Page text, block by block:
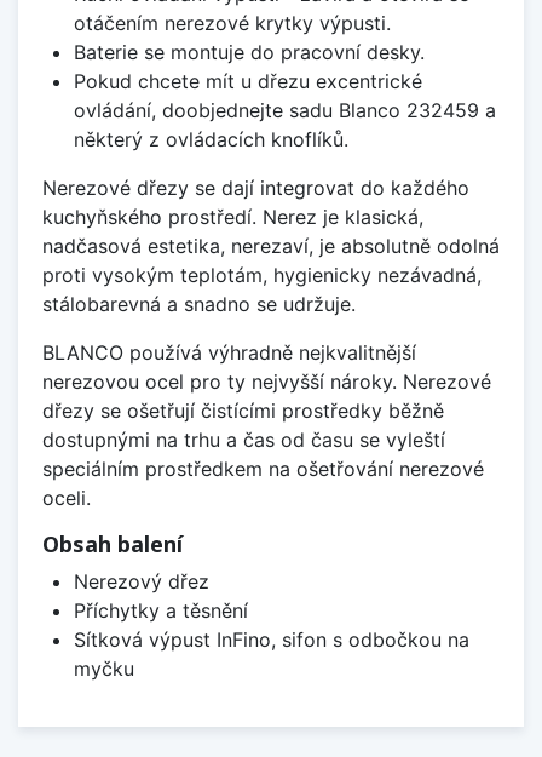
otáčením nerezové krytky výpusti.
Baterie se montuje do pracovní desky.
Pokud chcete mít u dřezu excentrické
ovládání, doobjednejte sadu Blanco 232459 a
některý z ovládacích knoflíků.
Nerezové dřezy se dají integrovat do každého
kuchyňského prostředí. Nerez je klasická,
nadčasová estetika, nerezaví, je absolutně odolná
proti vysokým teplotám, hygienicky nezávadná,
stálobarevná a snadno se udržuje.
BLANCO používá výhradně nejkvalitnější
nerezovou ocel pro ty nejvyšší nároky. Nerezové
dřezy se ošetřují čistícími prostředky běžně
dostupnými na trhu a čas od času se vyleští
speciálním prostředkem na ošetřování nerezové
oceli.
Obsah balení
Nerezový dřez
Příchytky a těsnění
Sítková výpust InFino, sifon s odbočkou na
myčku